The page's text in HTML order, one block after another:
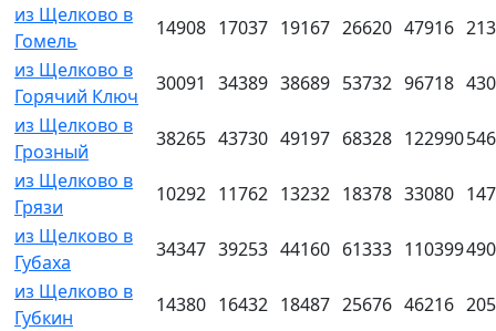
из Щелково в
Гомель
14908 17037 19167 26620 47916
из Щелково в
Горячий Ключ
30091 34389 38689 53732 96718
из Щелково в
Грозный
38265 43730 49197 68328 122990
из Щелково в
Грязи
10292 11762 13232 18378 33080
из Щелково в
Губаха
34347 39253 44160 61333 110399
из Щелково в
Губкин
14380 16432 18487 25676 46216